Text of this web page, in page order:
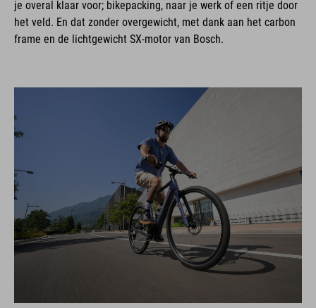
je overal klaar voor; bikepacking, naar je werk of een ritje door
het veld. En dat zonder overgewicht, met dank aan het carbon
frame en de lichtgewicht SX-motor van Bosch.